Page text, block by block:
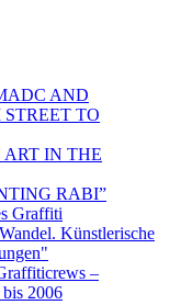
AND
TO
ART IN THE
RABI”
Graffiti
Künstlerische
–
2006